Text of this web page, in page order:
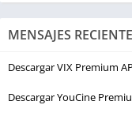
MENSAJES
Descargar VIX Premium
Descargar YouCine